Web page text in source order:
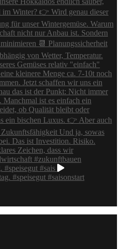
#speisegut #sais